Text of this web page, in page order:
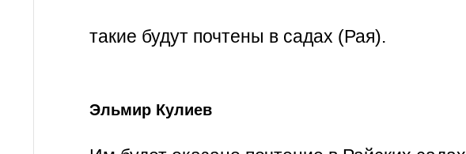
такие будут почтены в садах (Рая).
Эльмир Кулиев